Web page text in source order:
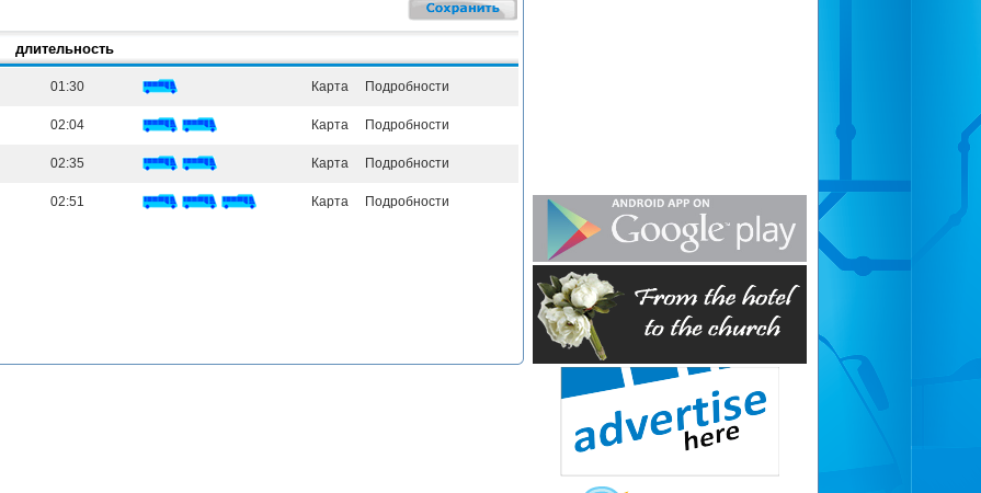
длительность
01:30 Карта Подробности
02:04 Карта Подробности
02:35 Карта Подробности
02:51 Карта Подробности